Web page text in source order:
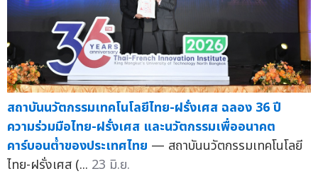
สถาบันนวัตกรรมเทคโนโลยีไทย-ฝรั่งเศส ฉลอง 36 ปี
ความร่วมมือไทย-ฝรั่งเศส และนวัตกรรมเพื่ออนาคต
คาร์บอนต่ำของประเทศไทย — สถาบันนวัตกรรมเทคโนโลยี
ไทย-ฝรั่งเศส (... 23 มิ.ย.